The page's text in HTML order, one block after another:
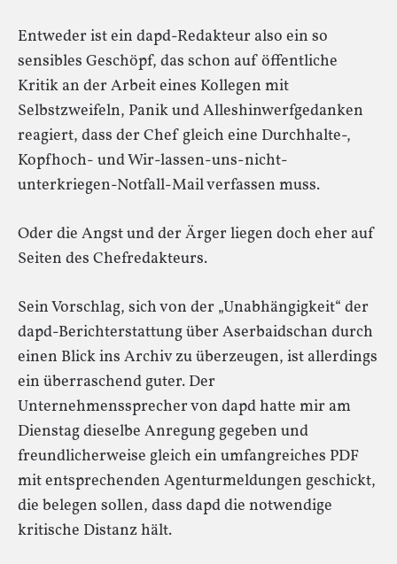
Entweder ist ein dapd-Redakteur also ein so
sensibles Geschöpf, das schon auf öffentliche
Kritik an der Arbeit eines Kollegen mit
Selbstzweifeln, Panik und Alleshinwerfgedanken
reagiert, dass der Chef gleich eine Durchhalte-,
Kopfhoch- und Wir-lassen-uns-nicht-
unterkriegen-Notfall-Mail verfassen muss.
Oder die Angst und der Ärger liegen doch eher auf
Seiten des Chefredakteurs.
Sein Vorschlag, sich von der „Unabhängigkeit“ der
dapd-Berichterstattung über Aserbaidschan durch
einen Blick ins Archiv zu überzeugen, ist allerdings
ein überraschend guter. Der
Unternehmenssprecher von dapd hatte mir am
Dienstag dieselbe Anregung gegeben und
freundlicherweise gleich ein umfangreiches PDF
mit entsprechenden Agenturmeldungen geschickt,
die belegen sollen, dass dapd die notwendige
kritische Distanz hält.